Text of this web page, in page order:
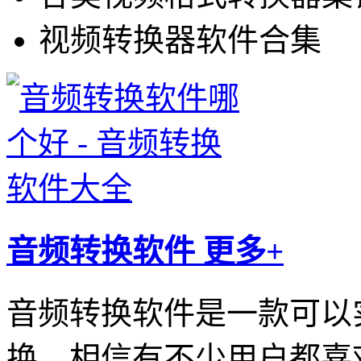
视频转换器软件合集
音频转换软件 更多+
音频转换软件是一款可